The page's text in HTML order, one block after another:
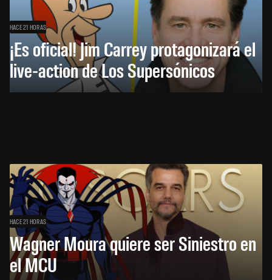
HACE 21 HORAS
¡Es oficial! Jim Carrey protagonizará el
live-action de Los Supersónicos
HACE 21 HORAS
Wagner Moura quiere ser Siniestro en
el MCU